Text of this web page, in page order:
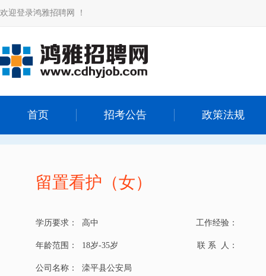
欢迎登录鸿雅招聘网 ！
首页 招考公告 政策法规
留置看护（女）
学历要求： 高中 工作经验：
年龄范围： 18岁-35岁 联 系 人：
公司名称： 滦平县公安局